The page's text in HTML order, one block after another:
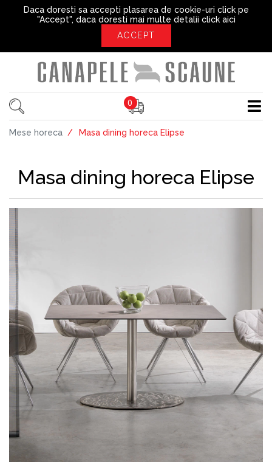
Daca doresti sa accepti plasarea de cookie-uri click pe
"Accept", daca doresti mai multe detalii click aici
ACCEPT
0
Mese horeca Masa dining horeca Elipse
Masa dining horeca Elipse